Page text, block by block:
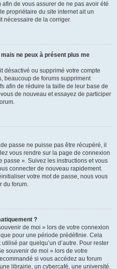
de vous assurer de ne pas avoir été
propriétaire du site internet ait un
nécessaire de la corriger.
ne peux à présent plus me
désactivé ou supprimé votre compte
beaucoup de forums suppriment
afin de réduire la taille de leur base de
de nouveau et essayez de participer
passe ne puisse pas être récupéré, il
vous rendre sur la page de connexion
passe ». Suivez les instructions et vous
connecter de nouveau rapidement.
votre mot de passe, nous vous
du forum.
?
de moi » lors de votre connexion
pour une période prédéfinie. Cela
par quelqu’un d’autre. Pour rester
souvenir de moi » lors de votre
si vous accédez au forum
librairie, un cybercafé, une université,